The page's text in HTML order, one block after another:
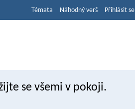
Témata Náhodný verš Přihlásit se
se všemi v pokoji.